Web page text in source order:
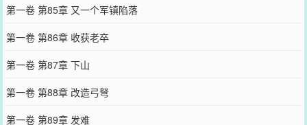
第一卷 第85章 又一个军镇陷落
第一卷 第86章 收获老卒
第一卷 第87章 下山
第一卷 第88章 改造弓弩
第一卷 第89章 发难